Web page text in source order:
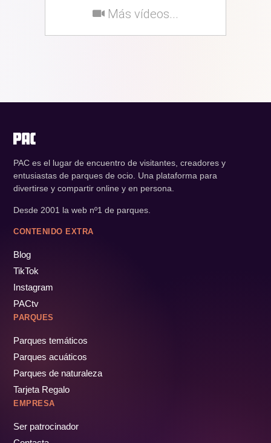
Más vídeos...
PAC es el lugar de encuentro de visitantes, creadores y
entusiastas de parques de ocio. Una plataforma para
divertirse y compartir online y en persona.
Desde 2001 la web nº1 de parques.
CONTENIDO EXTRA
Blog
TikTok
Instagram
PACtv
PARQUES
Parques temáticos
Parques acuáticos
Parques de naturaleza
Tarjeta Regalo
EMPRESA
Ser patrocinador